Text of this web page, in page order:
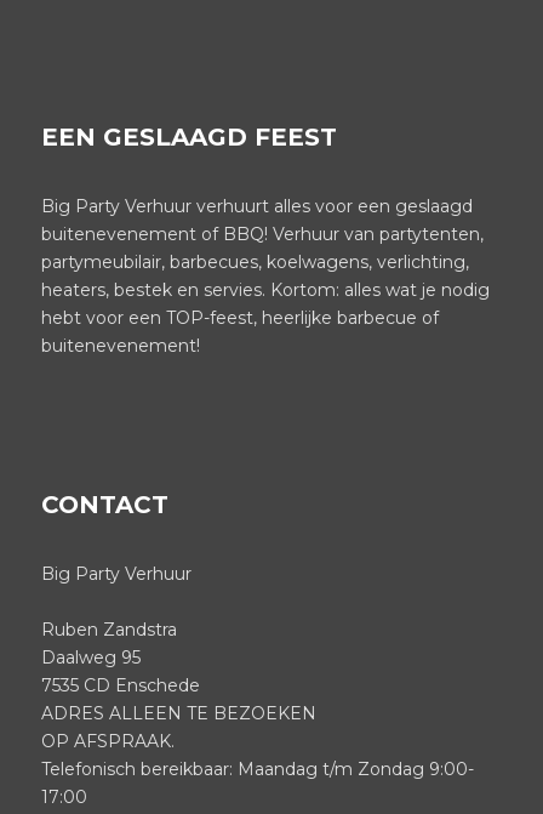
EEN GESLAAGD FEEST
Big Party Verhuur verhuurt alles voor een geslaagd
buitenevenement of BBQ! Verhuur van partytenten,
partymeubilair, barbecues, koelwagens, verlichting,
heaters, bestek en servies. Kortom: alles wat je nodig
hebt voor een TOP-feest, heerlijke barbecue of
buitenevenement!
CONTACT
Big Party Verhuur
Ruben Zandstra
Daalweg 95
7535 CD Enschede
ADRES ALLEEN TE BEZOEKEN
OP AFSPRAAK.
Telefonisch bereikbaar: Maandag t/m Zondag 9:00-
17:00